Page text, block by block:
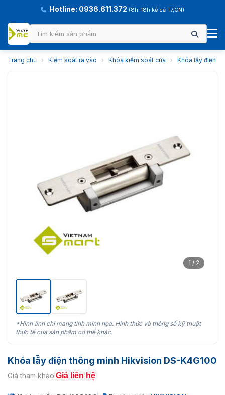
Hotline: 0936.611.372 (8h-18h kể cả T7,CN)
Trang chủ › Kiểm soát ra vào › Khóa kiểm soát cửa › Khóa lẫy điện
1 / 2
*Hình ảnh chỉ mang tính minh họa. Hình thức và thông số kỹ thuật
thực tế của sản phẩm có thể khác.
Khóa lẫy điện thông minh Hikvision DS-K4G100
Giá tham khảo:Giá liên hệ